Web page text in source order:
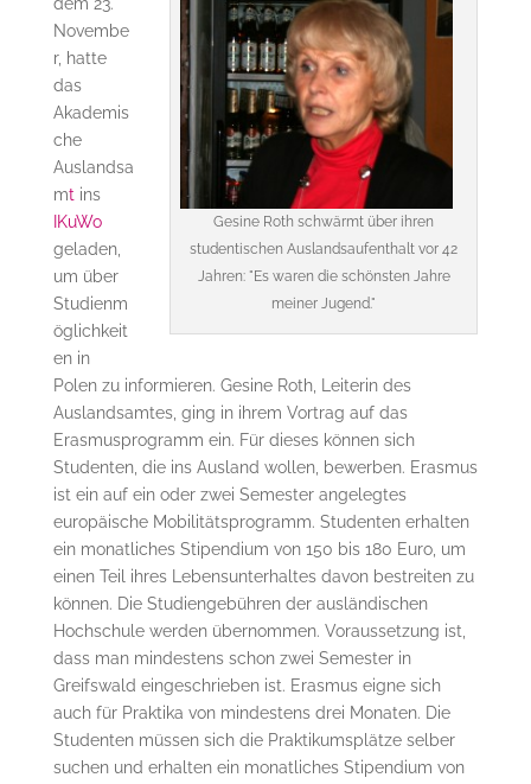
Gesine Roth schwärmt über ihren
studentischen Auslandsaufenthalt vor 42
Jahren: "Es waren die schönsten Jahre
meiner Jugend."
Novembe
r, hatte
das
Akademis
che
Auslandsa
mt ins
IKuWo
geladen,
um über
Studienm
öglichkeit
en in
Polen zu informieren. Gesine Roth, Leiterin des
Auslandsamtes, ging in ihrem Vortrag auf das
Erasmusprogramm ein. Für dieses können sich
Studenten, die ins Ausland wollen, bewerben. Erasmus
ist ein auf ein oder zwei Semester angelegtes
europäische Mobilitätsprogramm. Studenten erhalten
ein monatliches Stipendium von 150 bis 180 Euro, um
einen Teil ihres Lebensunterhaltes davon bestreiten zu
können. Die Studiengebühren der ausländischen
Hochschule werden übernommen. Voraussetzung ist,
dass man mindestens schon zwei Semester in
Greifswald eingeschrieben ist. Erasmus eigne sich
auch für Praktika von mindestens drei Monaten. Die
Studenten müssen sich die Praktikumsplätze selber
suchen und erhalten ein monatliches Stipendium von